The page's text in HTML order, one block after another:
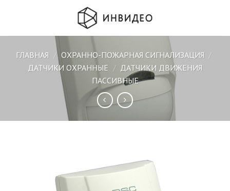
ГЛАВНАЯ / ОХРАННО-ПОЖАРНАЯ СИГНАЛИЗАЦИЯ /
ДАТЧИКИ ОХРАННЫЕ / ДАТЧИКИ ДВИЖЕНИЯ
ПАССИВНЫЕ